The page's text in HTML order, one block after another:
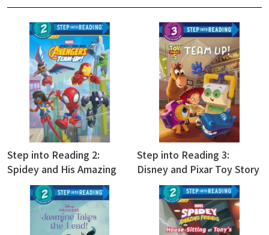
Step into Reading 2:
Spidey and His Amazing
Friends: Avengers Team-
Step into Reading 3:
Disney and Pixar Toy Story